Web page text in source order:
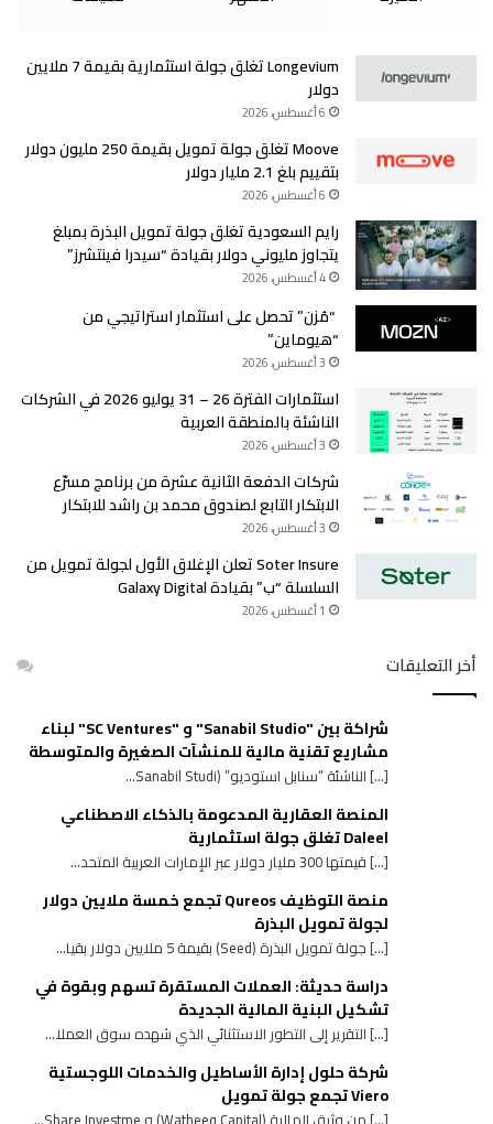
Longevium تغلق جولة استثمارية بقيمة 7 ملايين
دولار
6 أغسطس، 2026
Moove تغلق جولة تمويل بقيمة 250 مليون دولار
بتقييم بلغ 2.1 مليار دولار
6 أغسطس، 2026
رايم السعودية تغلق جولة تمويل البذرة بمبلغ
يتجاوز مليوني دولار بقيادة “سيدرا فينتشرز”
4 أغسطس، 2026
“مُزن” تحصل على استثمار استراتيجي من
“هيوماين”
3 أغسطس، 2026
استثمارات الفترة 26 – 31 يوليو 2026 في الشركات
الناشئة بالمنطقة العربية
3 أغسطس، 2026
شركات الدفعة الثانية عشرة من برنامج مسرّع
الابتكار التابع لصندوق محمد بن راشد للابتكار
3 أغسطس، 2026
Soter Insure تعلن الإغلاق الأول لجولة تمويل من
السلسلة “ب” بقيادة Galaxy Digital
1 أغسطس، 2026
أخر التعليقات
شراكة بين "Sanabil Studio" و "SC Ventures" لبناء
مشاريع تقنية مالية للمنشآت الصغيرة والمتوسطة
[…] الناشئة “سنابل استوديو” (Sanabil Studi...
المنصة العقارية المدعومة بالذكاء الاصطناعي
Daleel تغلق جولة استثمارية
[…] قيمتها 300 مليار دولار عبر الإمارات العربية المتحد...
منصة التوظيف Qureos تجمع خمسة ملايين دولار
لجولة تمويل البذرة
[…] جولة تمويل البذرة (Seed) بقيمة 5 ملايين دولار بقيا...
دراسة حديثة: العملات المستقرة تسهم وبقوة في
تشكيل البنية المالية الجديدة
[…] التقرير إلى التطور الاستثنائي الذي شهده سوق العملا...
شركة حلول إدارة الأساطيل والخدمات اللوجستية
Viero تجمع جولة تمويل